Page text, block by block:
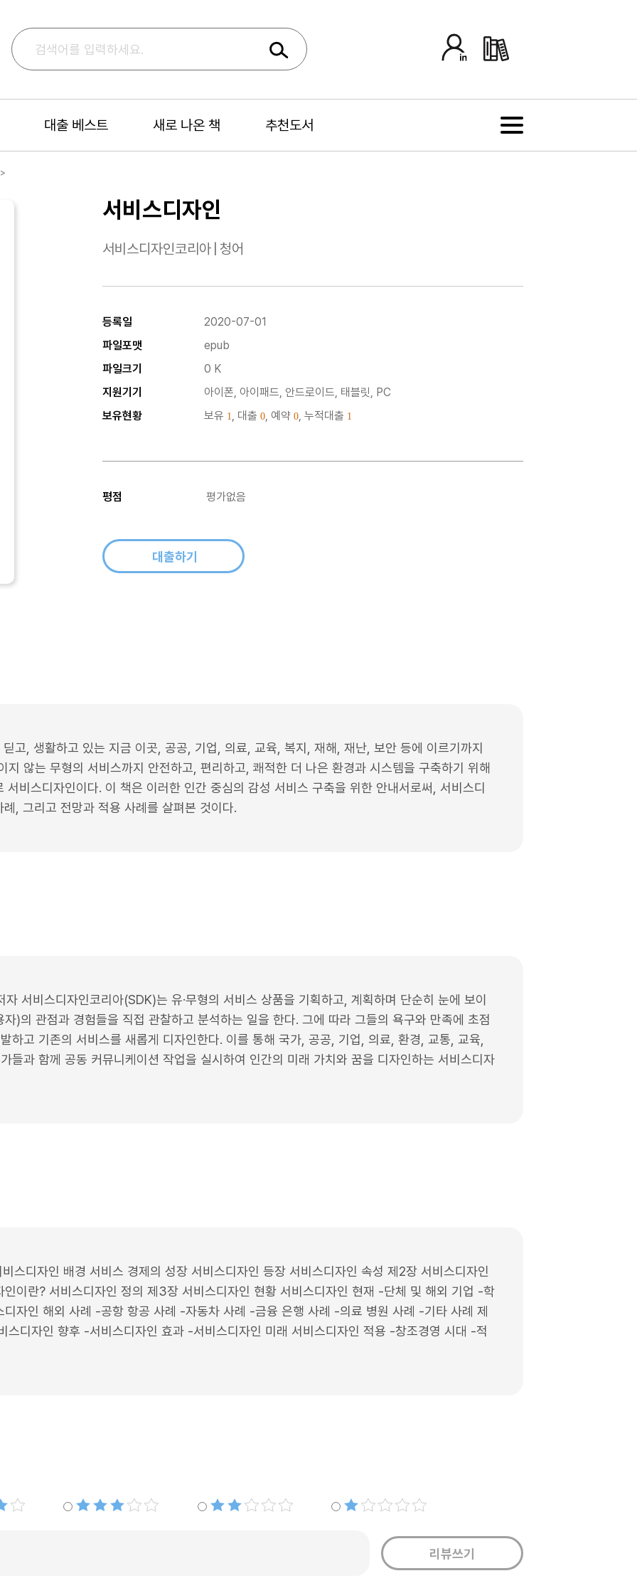
대출 베스트 새로 나온 책 추천도서
서비스디자인
서비스디자인코리아 청어
등록일
2020-07-01
파일포맷
epub
파일크기
0 K
지원기기
아이폰, 아이패드, 안드로이드, 태블릿, PC
보유현황
보유 1, 대출 0, 예약 0, 누적대출 1
평점 평가없음
대출하기
딛고, 생활하고 있는 지금 이곳, 공공, 기업, 의료, 교육, 복지, 재해, 재난, 보안 등에 이르기까지
지 않는 무형의 서비스까지 안전하고, 편리하고, 쾌적한 더 나은 환경과 시스템을 구축하기 위해
비스디자인이다. 이 책은 이러한 인간 중심의 감성 서비스 구축을 위한 안내서로써, 서비스디
, 그리고 전망과 적용 사례를 살펴본 것이다.
서비스디자인코리아(SDK)는 유·무형의 서비스 상품을 기획하고, 계획하며 단순히 눈에 보이
)의 관점과 경험들을 직접 관찰하고 분석하는 일을 한다. 그에 따라 그들의 욕구와 만족에 초점
하고 기존의 서비스를 새롭게 디자인한다. 이를 통해 국가, 공공, 기업, 의료, 환경, 교통, 교육,
들과 함께 공동 커뮤니케이션 작업을 실시하여 인간의 미래 가치와 꿈을 디자인하는 서비스디자
스디자인 배경 서비스 경제의 성장 서비스디자인 등장 서비스디자인 속성 제2장 서비스디자인
인이란? 서비스디자인 정의 제3장 서비스디자인 현황 서비스디자인 현재 -단체 및 해외 기업 -학
자인 해외 사례 -공항 항공 사례 -자동차 사례 -금융 은행 사례 -의료 병원 사례 -기타 사례 제
스디자인 향후 -서비스디자인 효과 -서비스디자인 미래 서비스디자인 적용 -창조경영 시대 -적
별점3개 별점2개 별점1개